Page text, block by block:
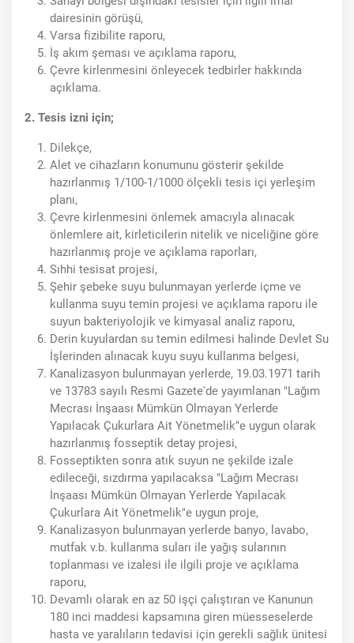
dairesinin görüşü,
Varsa fizibilite raporu,
İş akım şeması ve açıklama raporu,
Çevre kirlenmesini önleyecek tedbirler hakkında
açıklama.
2. Tesis izni için;
Dilekçe,
Alet ve cihazların konumunu gösterir şekilde
hazırlanmış 1/100-1/1000 ölçekli tesis içi yerleşim
planı,
Çevre kirlenmesini önlemek amacıyla alınacak
önlemlere ait, kirleticilerin nitelik ve niceliğine göre
hazırlanmış proje ve açıklama raporları,
Sıhhi tesisat projesi,
Şehir şebeke suyu bulunmayan yerlerde içme ve
kullanma suyu temin projesi ve açıklama raporu ile
suyun bakteriyolojik ve kimyasal analiz raporu,
Derin kuyulardan su temin edilmesi halinde Devlet Su
İşlerinden alınacak kuyu suyu kullanma belgesi,
Kanalizasyon bulunmayan yerlerde, 19.03.1971 tarih
ve 13783 sayılı Resmi Gazete'de yayımlanan "Lağım
Mecrası İnşaası Mümkün Olmayan Yerlerde
Yapılacak Çukurlara Ait Yönetmelik"e uygun olarak
hazırlanmış fosseptik detay projesi,
Fosseptikten sonra atık suyun ne şekilde izale
edileceği, sızdırma yapılacaksa "Lağım Mecrası
İnşaası Mümkün Olmayan Yerlerde Yapılacak
Çukurlara Ait Yönetmelik"e uygun proje,
Kanalizasyon bulunmayan yerlerde banyo, lavabo,
mutfak v.b. kullanma suları ile yağış sularının
toplanması ve izalesi ile ilgili proje ve açıklama
raporu,
Devamlı olarak en az 50 işçi çalıştıran ve Kanunun
180 inci maddesi kapsamına giren müesseselerde
hasta ve yaralıların tedavisi için gerekli sağlık ünitesi